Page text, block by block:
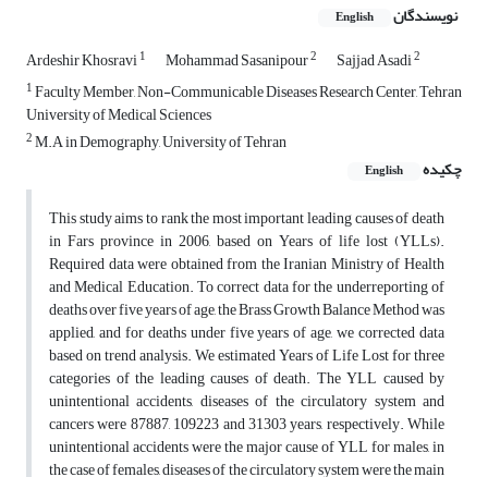
نویسندگان English
Ardeshir Khosravi1 Mohammad Sasanipour2 Sajjad Asadi2
1Faculty Member, Non-Communicable Diseases Research Center, Tehran
University of Medical Sciences
2M.A in Demography, University of Tehran
چکیده
English
This study aims to rank the most important leading causes of death
in Fars province in 2006, based on Years of life lost (YLLs).
Required data were obtained from the Iranian Ministry of Health
and Medical Education. To correct data for the underreporting of
deaths over five years of age, the Brass Growth Balance Method was
applied, and for deaths under five years of age, we corrected data
based on trend analysis. We estimated Years of Life Lost for three
categories of the leading causes of death. The YLL caused by
unintentional accidents, diseases of the circulatory system and
cancers were 87887, 109223 and 31303 years, respectively. While
unintentional accidents were the major cause of YLL for males, in
the case of females, diseases of the circulatory system were the main